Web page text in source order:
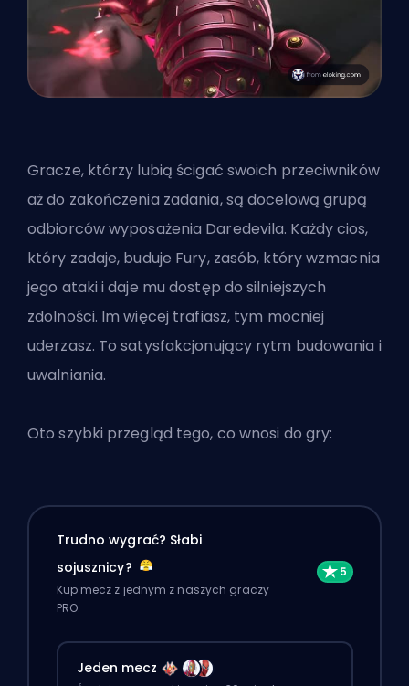
Gracze, którzy lubią ścigać swoich przeciwników
aż do zakończenia zadania, są docelową grupą
odbiorców wyposażenia Daredevila. Każdy cios,
który zadaje, buduje Fury, zasób, który wzmacnia
jego ataki i daje mu dostęp do silniejszych
zdolności. Im więcej trafiasz, tym mocniej
uderzasz. To satysfakcjonujący rytm budowania i
uwalniania.
Oto szybki przegląd tego, co wnosi do gry:
Trudno wygrać? Słabi
sojusznicy?
Kup mecz z jednym z naszych graczy
PRO.
Jeden mecz